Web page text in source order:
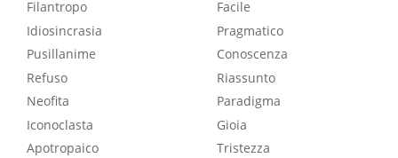
Filantropo
Idiosincrasia
Pusillanime
Refuso
Neofita
Iconoclasta
Apotropaico
Facile
Pragmatico
Conoscenza
Riassunto
Paradigma
Gioia
Tristezza